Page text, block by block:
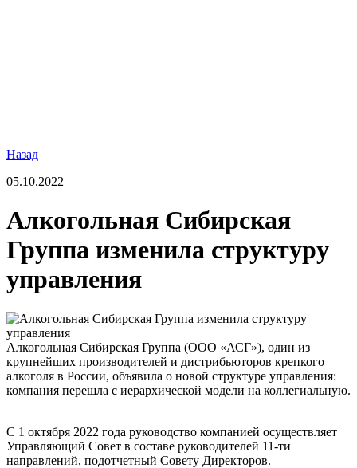
Назад
05.10.2022
Алкогольная Сибирская
Группа изменила структуру
управления
Алкогольная Сибирская Группа (ООО «АСГ»), один из
крупнейших производителей и дистрибьюторов крепкого
алкоголя в России, объявила о новой структуре управления:
компания перешла с иерархической модели на коллегиальную.
С 1 октября 2022 года руководство компанией осуществляет
Управляющий Совет в составе руководителей 11-ти
направлений, подотчетный Совету Директоров.